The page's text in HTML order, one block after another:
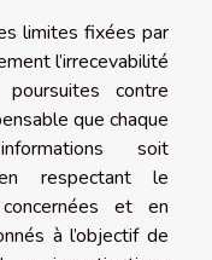
limites fixées par
l’irrecevabilité
contre
que chaque
soit
en respectant le
et en
à l’objectif de